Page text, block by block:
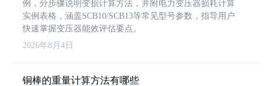
例，分步骤说明变损计算方法，并附电力变压器损耗计算
实例表格，涵盖SCB10/SCB13等常见型号参数，指导用户
快速掌握变压器能效评估要点。
2026年8月4日
铜棒的重量计算方法有哪些